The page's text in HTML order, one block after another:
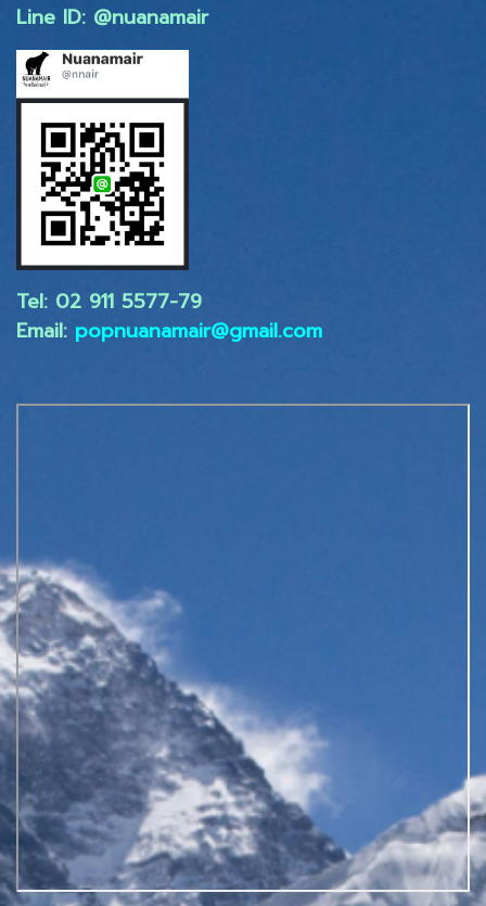
Line ID: @nuanamair
Tel: 02 ​911 5577-79
Email: popnuanamair@gmail.com